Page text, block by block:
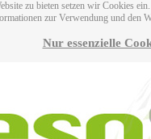
zu bieten setzen wir Cookies
zur Verwendung und den
Nur essenzielle